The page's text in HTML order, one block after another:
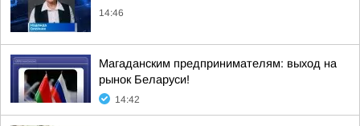
14:46
Магаданским предпринимателям: выход на
рынок Беларуси!
14:42